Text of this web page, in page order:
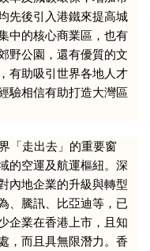
先後引入港鐵來提高城
中的核心商業區，也有
野公園，還有優質的文
有助吸引世界各地人才
驗相信有助打造大灣區
「走出去」的重要窗
的空運及航運樞紐。深
內地企業的升級與轉型
、騰訊、比亞迪等，已
企業在香港上市，且知
，而且具無限潛力。香